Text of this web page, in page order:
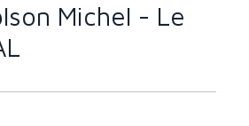
Michel - Le